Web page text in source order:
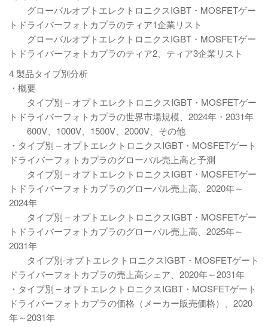
グローバルオプトエレクトロニクスIGBT・MOSFETゲー
トドライバーフォトカプラのティア1企業リスト
グローバルオプトエレクトロニクスIGBT・MOSFETゲー
トドライバーフォトカプラのティア2、ティア3企業リスト
4 製品タイプ別分析
・概要
タイプ別 – オプトエレクトロニクスIGBT・MOSFETゲー
トドライバーフォトカプラの世界市場規模、2024年・2031年
600V、1000V、1500V、2000V、その他
・タイプ別 – オプトエレクトロニクスIGBT・MOSFETゲート
ドライバーフォトカプラのグローバル売上高と予測
タイプ別 – オプトエレクトロニクスIGBT・MOSFETゲー
トドライバーフォトカプラのグローバル売上高、2020年～
2024年
タイプ別 – オプトエレクトロニクスIGBT・MOSFETゲー
トドライバーフォトカプラのグローバル売上高、2025年～
2031年
タイプ別-オプトエレクトロニクスIGBT・MOSFETゲート
ドライバーフォトカプラの売上高シェア、2020年～2031年
・タイプ別 – オプトエレクトロニクスIGBT・MOSFETゲート
ドライバーフォトカプラの価格（メーカー販売価格）、2020
年～2031年